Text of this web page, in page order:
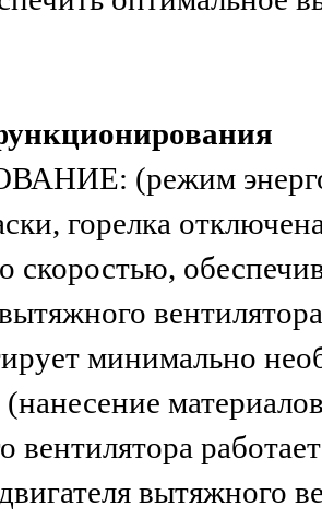
(режим
горелка
скоростью,
минимально
вентилятора
вытяжного